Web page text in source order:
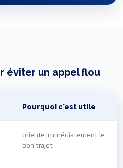
éviter un appel flou
Pourquoi c'est utile
oriente immédiatement le
bon trajet